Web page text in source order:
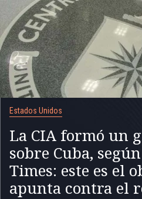
Estados Unidos
La CIA formó un
sobre Cuba,
Times: este es el
apunta contra el